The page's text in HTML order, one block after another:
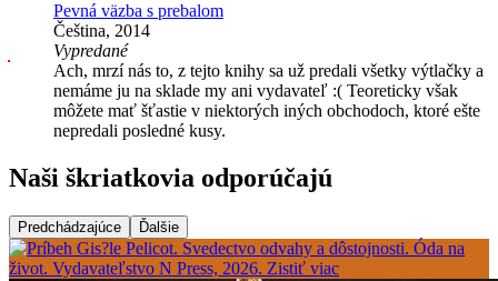
Pevná väzba s prebalom
Čeština, 2014
Vypredané
Ach, mrzí nás to, z tejto knihy sa už predali všetky výtlačky a
nemáme ju na sklade my ani vydavateľ :( Teoreticky však
môžete mať šťastie v niektorých iných obchodoch, ktoré ešte
nepredali posledné kusy.
Naši škriatkovia odporúčajú
Predchádzajúce Ďalšie